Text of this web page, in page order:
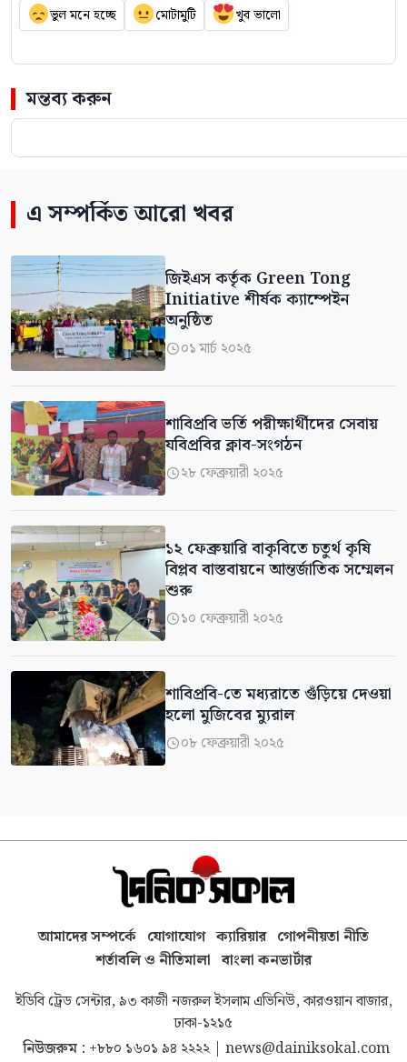
ভুল মনে হচ্ছে মোটামুটি খুব ভালো
মন্তব্য করুন
এ সম্পর্কিত আরো খবর
জিইএস কর্তৃক Green Tong
Initiative শীর্ষক ক্যাম্পেইন
অনুষ্ঠিত
০১ মার্চ ২০২৫
শাবিপ্রবি ভর্তি পরীক্ষার্থীদের সেবায়
যবিপ্রবির ক্লাব-সংগঠন
২৮ ফেব্রুয়ারী ২০২৫
১২ ফেব্রুয়ারি বাকৃবিতে চতুর্থ কৃষি
বিপ্লব বাস্তবায়নে আন্তর্জাতিক সম্মেলন
শুরু
১০ ফেব্রুয়ারী ২০২৫
শাবিপ্রবি-তে মধ্যরাতে গুঁড়িয়ে দেওয়া
হলো মুজিবের ম্যুরাল
০৮ ফেব্রুয়ারী ২০২৫
আমাদের সম্পর্কে যোগাযোগ ক্যারিয়ার গোপনীয়তা নীতি
শর্তাবলি ও নীতিমালা বাংলা কনভার্টার
ইডিবি ট্রেড সেন্টার, ৯৩ কাজী নজরুল ইসলাম এভিনিউ, কারওয়ান বাজার,
ঢাকা-১২১৫
নিউজরুম : +৮৮০ ১৬০১ ৯৪ ২২২২| news@dainiksokal.com